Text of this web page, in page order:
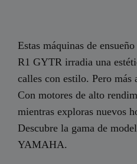
Estas máquinas de
R1 GYTR irradia una
calles con estilo. Pero más
Con motores de alto
mientras exploras nuevos
Descubre la gama de
YAMAHA.